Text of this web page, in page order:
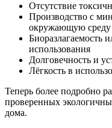
Отсутствие
Производство с
окружающую среду
Биоразлагаемость
использования
Долговечность и
Лёгкость в
Теперь более подробно
проверенных
дома.